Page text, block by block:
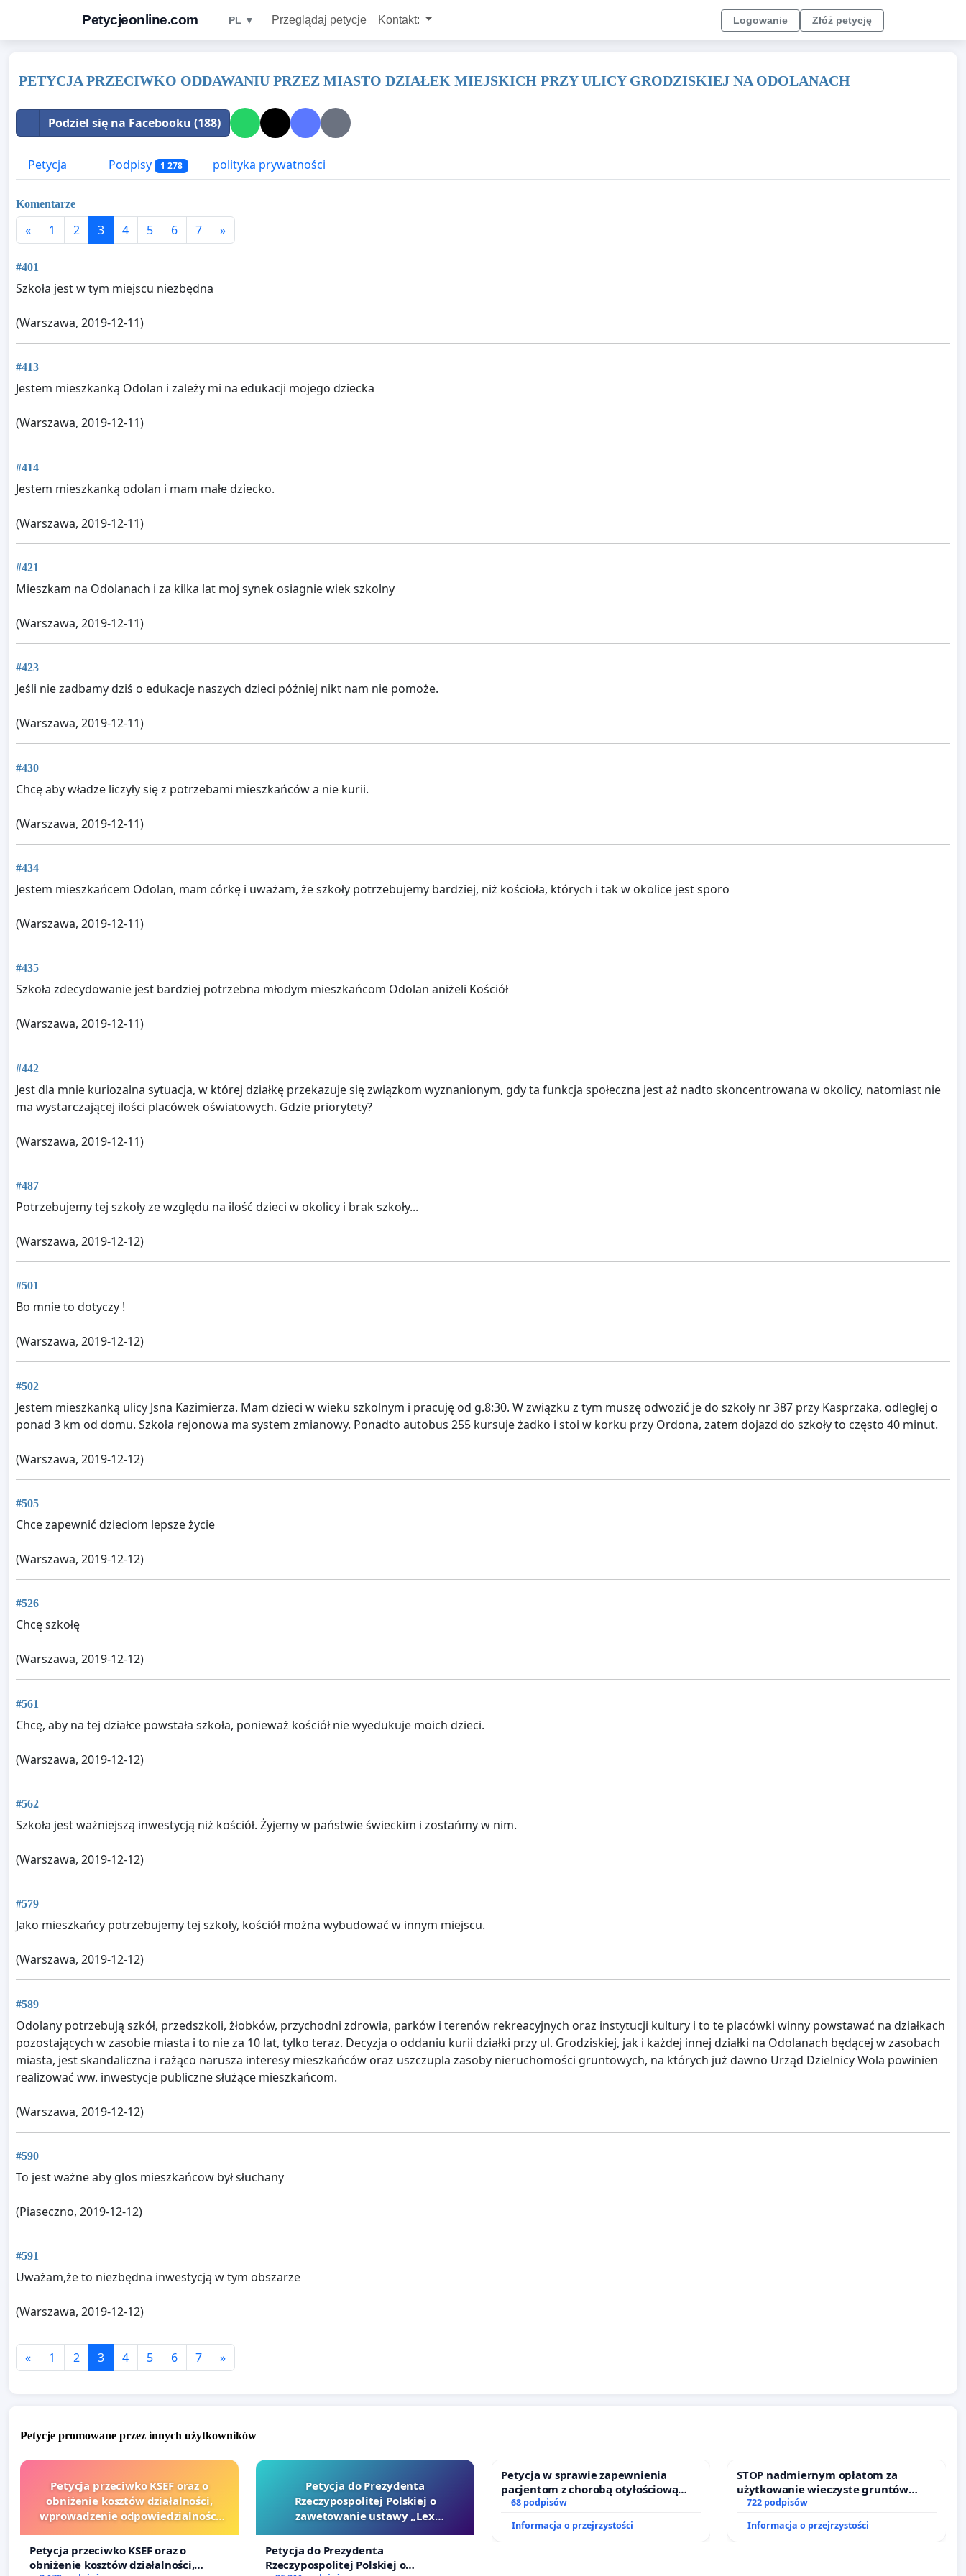
Petycjeonline.com PL ▼ Przeglądaj petycje Kontakt: Logowanie Złóż petycję
PETYCJA PRZECIWKO ODDAWANIU PRZEZ MIASTO DZIAŁEK MIEJSKICH PRZY ULICY GRODZISKIEJ NA ODOLANACH
Podziel się na Facebooku (188)
Petycja Podpisy 1 278 polityka prywatności
Komentarze
« 1 2 3 4 5 6 7 »
#401
Szkoła jest w tym miejscu niezbędna
(Warszawa, 2019-12-11)
#413
Jestem mieszkanką Odolan i zależy mi na edukacji mojego dziecka
(Warszawa, 2019-12-11)
#414
Jestem mieszkanką odolan i mam małe dziecko.
(Warszawa, 2019-12-11)
#421
Mieszkam na Odolanach i za kilka lat moj synek osiagnie wiek szkolny
(Warszawa, 2019-12-11)
#423
Jeśli nie zadbamy dziś o edukacje naszych dzieci później nikt nam nie pomoże.
(Warszawa, 2019-12-11)
#430
Chcę aby władze liczyły się z potrzebami mieszkańców a nie kurii.
(Warszawa, 2019-12-11)
#434
Jestem mieszkańcem Odolan, mam córkę i uważam, że szkoły potrzebujemy bardziej, niż kościoła, których i tak w okolice jest sporo
(Warszawa, 2019-12-11)
#435
Szkoła zdecydowanie jest bardziej potrzebna młodym mieszkańcom Odolan aniżeli Kościół
(Warszawa, 2019-12-11)
#442
Jest dla mnie kuriozalna sytuacja, w której działkę przekazuje się związkom wyznanionym, gdy ta funkcja społeczna jest aż nadto skoncentrowana w okolicy, natomiast nie
ma wystarczającej ilości placówek oświatowych. Gdzie priorytety?
(Warszawa, 2019-12-11)
#487
Potrzebujemy tej szkoły ze względu na ilość dzieci w okolicy i brak szkoły...
(Warszawa, 2019-12-12)
#501
Bo mnie to dotyczy !
(Warszawa, 2019-12-12)
#502
Jestem mieszkanką ulicy Jsna Kazimierza. Mam dzieci w wieku szkolnym i pracuję od g.8:30. W związku z tym muszę odwozić je do szkoły nr 387 przy Kasprzaka, odległej o
ponad 3 km od domu. Szkoła rejonowa ma system zmianowy. Ponadto autobus 255 kursuje żadko i stoi w korku przy Ordona, zatem dojazd do szkoły to często 40 minut.
(Warszawa, 2019-12-12)
#505
Chce zapewnić dzieciom lepsze życie
(Warszawa, 2019-12-12)
#526
Chcę szkołę
(Warszawa, 2019-12-12)
#561
Chcę, aby na tej działce powstała szkoła, ponieważ kościół nie wyedukuje moich dzieci.
(Warszawa, 2019-12-12)
#562
Szkoła jest ważniejszą inwestycją niż kościół. Żyjemy w państwie świeckim i zostańmy w nim.
(Warszawa, 2019-12-12)
#579
Jako mieszkańcy potrzebujemy tej szkoły, kościół można wybudować w innym miejscu.
(Warszawa, 2019-12-12)
#589
Odolany potrzebują szkół, przedszkoli, żłobków, przychodni zdrowia, parków i terenów rekreacyjnych oraz instytucji kultury i to te placówki winny powstawać na działkach
pozostających w zasobie miasta i to nie za 10 lat, tylko teraz. Decyzja o oddaniu kurii działki przy ul. Grodziskiej, jak i każdej innej działki na Odolanach będącej w zasobach
miasta, jest skandaliczna i rażąco narusza interesy mieszkańców oraz uszczupla zasoby nieruchomości gruntowych, na których już dawno Urząd Dzielnicy Wola powinien
realizować ww. inwestycje publiczne służące mieszkańcom.
(Warszawa, 2019-12-12)
#590
To jest ważne aby glos mieszkańcow był słuchany
(Piaseczno, 2019-12-12)
#591
Uważam,że to niezbędna inwestycją w tym obszarze
(Warszawa, 2019-12-12)
« 1 2 3 4 5 6 7 »
Petycje promowane przez innych użytkowników
Petycja przeciwko KSEF oraz o
obniżenie kosztów działalności,
wprowadzenie odpowiedzialności
sędziów
Petycja przeciwko KSEF oraz o
obniżenie kosztów działalności,
Petycja do Prezydenta
Rzeczypospolitej Polskiej o
zawetowanie ustawy „Lex
Petycja do Prezydenta
Rzeczypospolitej Polskiej o
Petycja w sprawie zapewnienia
pacjentom z chorobą otyłościową
dostępu do kompleksowego leczenia
68 podpisów
Informacja o przejrzystości
STOP nadmiernym opłatom za
użytkowanie wieczyste gruntów
zajmowanych przez rodzinne ogrody
722 podpisów
Informacja o przejrzystości